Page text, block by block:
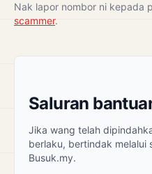
Nak lapor nombor ni kepada
scammer.
Saluran
Jika wang telah
berlaku, bertindak melalui
Busuk.my.